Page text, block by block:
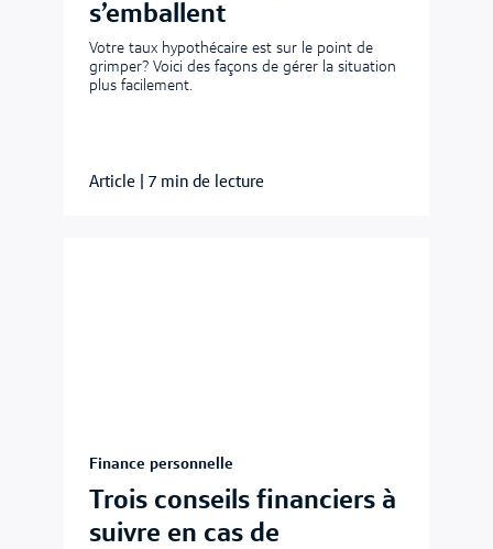
s’emballent
Votre taux hypothécaire est sur le point de
grimper? Voici des façons de gérer la situation
plus facilement.
Article 7 min de lecture
Finance personnelle
Trois conseils financiers à
suivre en cas de